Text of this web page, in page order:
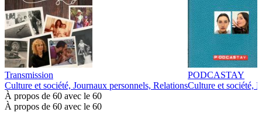
Transmission
Culture et société, Journaux personnels, Relations
PODCASTAY
Culture et société,
À propos de 60 avec le 60
À propos de 60 avec le 60